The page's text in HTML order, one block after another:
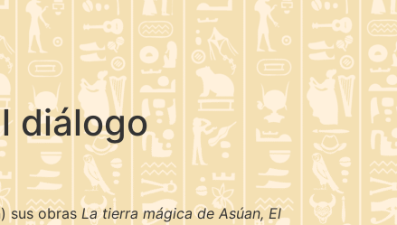
diálogo
sus obras La tierra mágica de Asúan, El